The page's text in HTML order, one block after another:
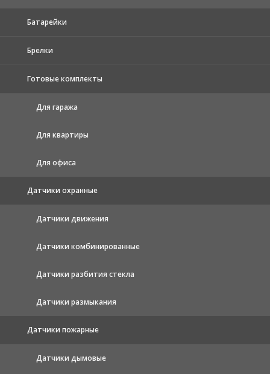
Батарейки
Брелки
Готовые комплекты
Для гаража
Для квартиры
Для офиса
Датчики охранные
Датчики движения
Датчики комбинированные
Датчики разбития стекла
Датчики размыкания
Датчики пожарные
Датчики дымовые